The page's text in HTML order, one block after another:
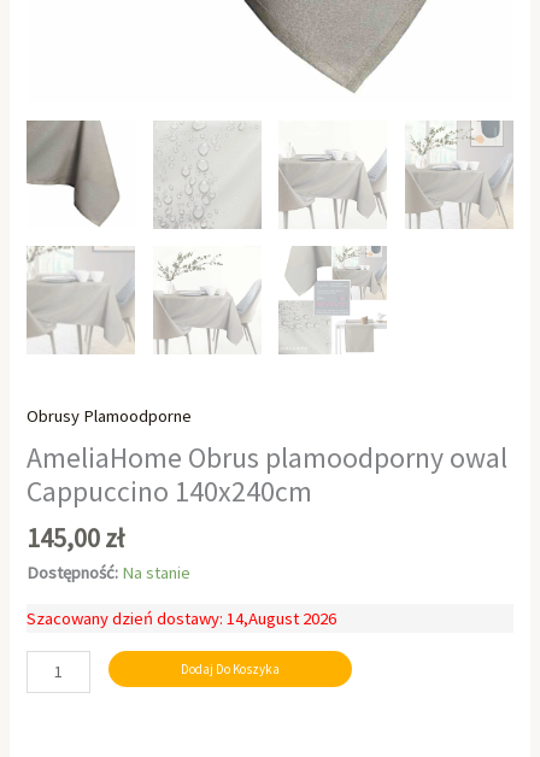
Obrusy Plamoodporne
AmeliaHome Obrus plamoodporny owal
Cappuccino 140x240cm
145,00zł
Dostępność: Na stanie
Szacowany dzień dostawy: 14,August 2026
Dodaj Do Koszyka